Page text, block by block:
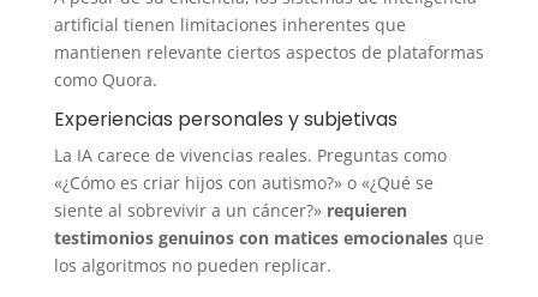
artificial tienen limitaciones inherentes que
mantienen relevante ciertos aspectos de plataformas
como Quora.
Experiencias personales y subjetivas
La IA carece de vivencias reales. Preguntas como
«¿Cómo es criar hijos con autismo?» o «¿Qué se
siente al sobrevivir a un cáncer?» requieren
testimonios genuinos con matices emocionalesque
los algoritmos no pueden replicar.